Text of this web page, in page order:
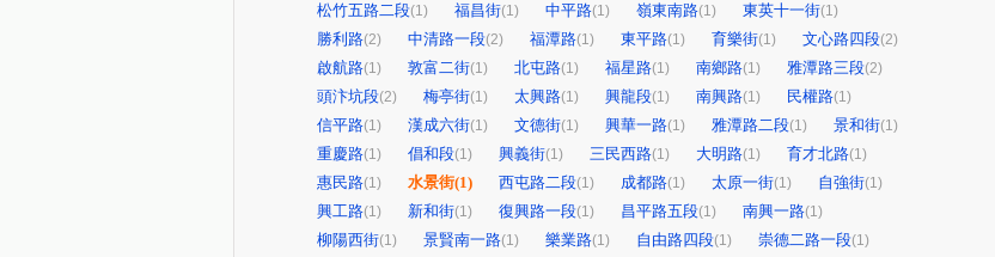
松竹五路二段(1) 福昌街(1) 中平路(1) 嶺東南路(1) 東英十一街(1)
勝利路(2) 中清路一段(2) 福潭路(1) 東平路(1) 育樂街(1) 文心路四段(2)
啟航路(1) 敦富二街(1) 北屯路(1) 福星路(1) 南鄉路(1) 雅潭路三段(2)
頭汴坑段(2) 梅亭街(1) 太興路(1) 興龍段(1) 南興路(1) 民權路(1)
信平路(1) 漢成六街(1) 文德街(1) 興華一路(1) 雅潭路二段(1) 景和街(1)
重慶路(1) 倡和段(1) 興義街(1) 三民西路(1) 大明路(1) 育才北路(1)
惠民路(1) 水景街(1) 西屯路二段(1) 成都路(1) 太原一街(1) 自強街(1)
興工路(1) 新和街(1) 復興路一段(1) 昌平路五段(1) 南興一路(1)
柳陽西街(1) 景賢南一路(1) 樂業路(1) 自由路四段(1) 崇德二路一段(1)